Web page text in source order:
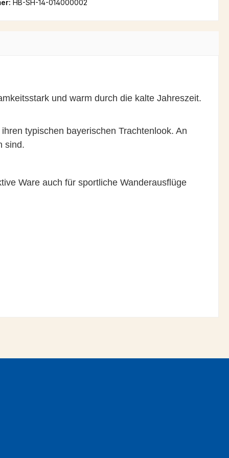
HB-SH-14-014000002
und warm durch die kalte Jahreszeit.
typischen bayerischen Trachtenlook. An
sind.
Ware auch für sportliche Wanderausflüge